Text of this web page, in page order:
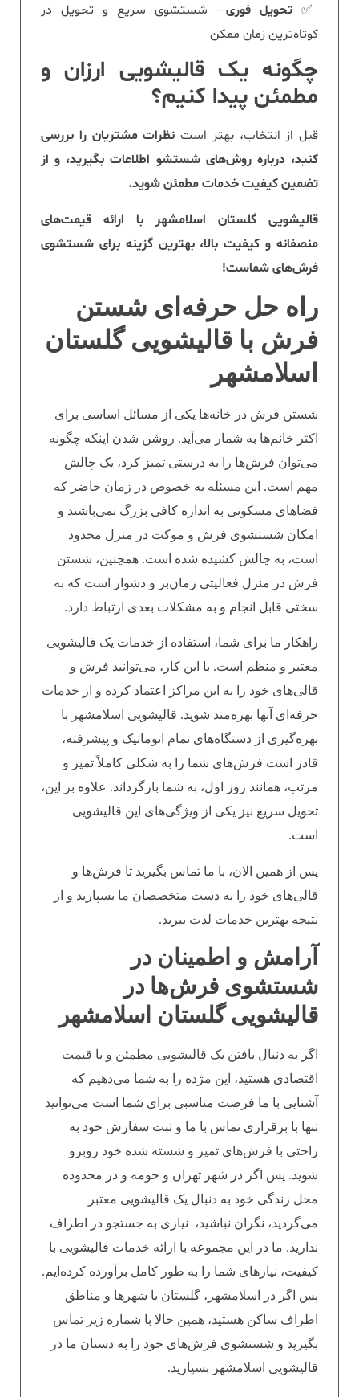
✅ تحویل فوری– شستشوی سریع و تحویل در
کوتاه‌ترین زمان ممکن
چگونه یک قالیشویی ارزان و
مطمئن پیدا کنیم؟
قبل از انتخاب، بهتر است نظرات مشتریان را بررسی
کنید، درباره روش‌های شستشو اطلاعات بگیرید، و از
تضمین کیفیت خدمات مطمئن شوید.
قالیشویی گلستان اسلامشهر با ارائه قیمت‌های
منصفانه و کیفیت بالا، بهترین گزینه برای شستشوی
فرش‌های شماست!
راه حل حرفه‌ای شستن
فرش با قالیشویی گلستان
اسلامشهر
شستن فرش در خانه‌ها یکی از مسائل اساسی برای
اکثر خانم‌ها به شمار می‌آید. روشن شدن اینکه چگونه
می‌توان فرش‌ها را به درستی تمیز کرد، یک چالش
مهم است. این مسئله به خصوص در زمان حاضر که
فضاهای مسکونی به اندازه کافی بزرگ نمی‌باشند و
امکان شستشوی فرش و موکت در منزل محدود
است، به چالش کشیده شده است. همچنین، شستن
فرش در منزل فعالیتی زمان‌بر و دشوار است که به
سختی قابل انجام و به مشکلات بعدی ارتباط دارد.
راهکار ما برای شما، استفاده از خدمات یک قالیشویی
معتبر و منظم است. با این کار، می‌توانید فرش و
قالی‌های خود را به این مراکز اعتماد کرده و از خدمات
حرفه‌ای آنها بهره‌مند شوید. قالیشویی اسلامشهر با
بهره‌گیری از دستگاه‌های تمام اتوماتیک و پیشرفته،
قادر است فرش‌های شما را به شکلی کاملاً تمیز و
مرتب، همانند روز اول، به شما بازگرداند. علاوه بر این،
تحویل سریع نیز یکی از ویژگی‌های این قالیشویی
است.
پس از همین الان، با ما تماس بگیرید تا فرش‌ها و
قالی‌های خود را به دست متخصصان ما بسپارید و از
نتیجه بهترین خدمات لذت ببرید.
آرامش و اطمینان در
شستشوی فرش‌ها در
قالیشویی گلستان اسلامشهر
اگر به دنبال یافتن یک قالیشویی مطمئن و با قیمت
اقتصادی هستید، این مژده را به شما می‌دهیم که
آشنایی با ما فرصت مناسبی برای شما است می‌توانید
تنها با برقراری تماس با ما و ثبت سفارش خود به
راحتی با فرش‌های تمیز و شسته شده خود روبرو
شوید. پس اگر در شهر تهران و حومه و در محدوده
محل زندگی خود به دنبال یک قالیشویی معتبر
می‌گردید، نگران نباشید، نیازی به جستجو در اطراف
ندارید. ما در این مجموعه با ارائه خدمات قالیشویی با
کیفیت، نیازهای شما را به طور کامل برآورده کرده‌ایم.
پس اگر در اسلامشهر، گلستان یا شهرها و مناطق
اطراف ساکن هستید، همین حالا با شماره زیر تماس
بگیرید و شستشوی فرش‌های خود را به دستان ما در
قالیشویی اسلامشهر بسپارید.